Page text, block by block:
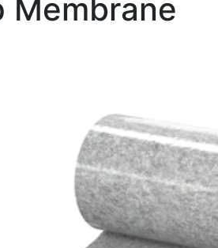
Membrane